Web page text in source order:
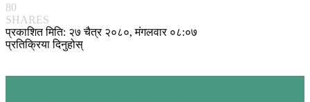
80
SHARES
प्रकाशित मिति: २७ चैत्र २०८०, मंगलवार ०८:०७
प्रतिक्रिया दिनुहोस्